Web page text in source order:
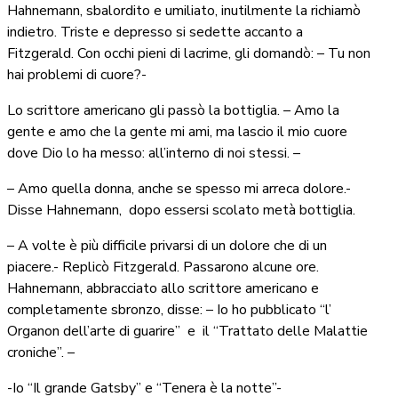
Hahnemann, sbalordito e umiliato, inutilmente la richiamò
indietro. Triste e depresso si sedette accanto a
Fitzgerald. Con occhi pieni di lacrime, gli domandò: – Tu non
hai problemi di cuore?-
Lo scrittore americano gli passò la bottiglia. – Amo la
gente e amo che la gente mi ami, ma lascio il mio cuore
dove Dio lo ha messo: all’interno di noi stessi. –
– Amo quella donna, anche se spesso mi arreca dolore.-
Disse Hahnemann, dopo essersi scolato metà bottiglia.
– A volte è più difficile privarsi di un dolore che di un
piacere.- Replicò Fitzgerald. Passarono alcune ore.
Hahnemann, abbracciato allo scrittore americano e
completamente sbronzo, disse: – Io ho pubblicato “l’
Organon dell’arte di guarire” e il “Trattato delle Malattie
croniche”. –
-Io “Il grande Gatsby” e “Tenera è la notte”-